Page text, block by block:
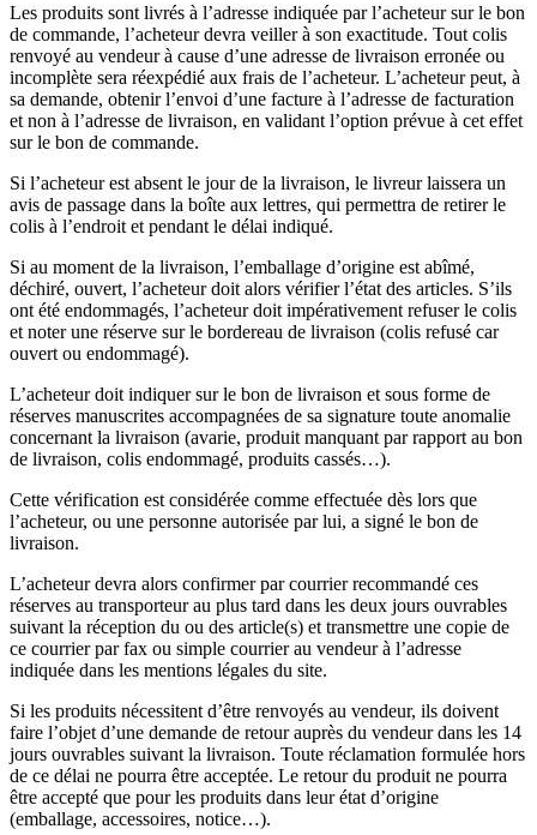
Les produits sont livrés à l’adresse indiquée par l’acheteur sur le bon
de commande, l’acheteur devra veiller à son exactitude. Tout colis
renvoyé au vendeur à cause d’une adresse de livraison erronée ou
incomplète sera réexpédié aux frais de l’acheteur. L’acheteur peut, à
sa demande, obtenir l’envoi d’une facture à l’adresse de facturation
et non à l’adresse de livraison, en validant l’option prévue à cet effet
sur le bon de commande.
Si l’acheteur est absent le jour de la livraison, le livreur laissera un
avis de passage dans la boîte aux lettres, qui permettra de retirer le
colis à l’endroit et pendant le délai indiqué.
Si au moment de la livraison, l’emballage d’origine est abîmé,
déchiré, ouvert, l’acheteur doit alors vérifier l’état des articles. S’ils
ont été endommagés, l’acheteur doit impérativement refuser le colis
et noter une réserve sur le bordereau de livraison (colis refusé car
ouvert ou endommagé).
L’acheteur doit indiquer sur le bon de livraison et sous forme de
réserves manuscrites accompagnées de sa signature toute anomalie
concernant la livraison (avarie, produit manquant par rapport au bon
de livraison, colis endommagé, produits cassés…).
Cette vérification est considérée comme effectuée dès lors que
l’acheteur, ou une personne autorisée par lui, a signé le bon de
livraison.
L’acheteur devra alors confirmer par courrier recommandé ces
réserves au transporteur au plus tard dans les deux jours ouvrables
suivant la réception du ou des article(s) et transmettre une copie de
ce courrier par fax ou simple courrier au vendeur à l’adresse
indiquée dans les mentions légales du site.
Si les produits nécessitent d’être renvoyés au vendeur, ils doivent
faire l’objet d’une demande de retour auprès du vendeur dans les 14
jours ouvrables suivant la livraison. Toute réclamation formulée hors
de ce délai ne pourra être acceptée. Le retour du produit ne pourra
être accepté que pour les produits dans leur état d’origine
(emballage, accessoires, notice…).